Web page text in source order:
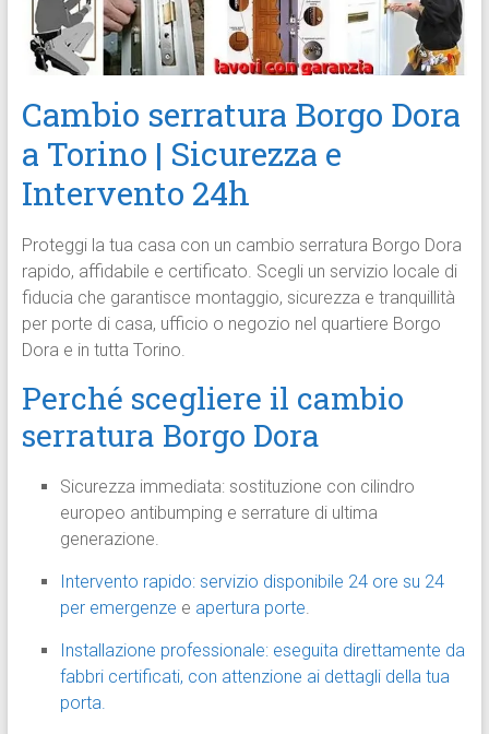
Cambio serratura Borgo Dora
a Torino | Sicurezza e
Intervento 24h
Proteggi la tua casa con un cambio serratura Borgo Dora
rapido, affidabile e certificato. Scegli un servizio locale di
fiducia che garantisce montaggio, sicurezza e tranquillità
per porte di casa, ufficio o negozio nel quartiere Borgo
Dora e in tutta Torino.
Perché scegliere il cambio
serratura Borgo Dora
Sicurezza immediata: sostituzione con cilindro
europeo antibumping e serrature di ultima
generazione.
Intervento rapido: servizio disponibile 24 ore su 24
per emergenze e apertura porte.
Installazione professionale: eseguita direttamente da
fabbri certificati, con attenzione ai dettagli della tua
porta.